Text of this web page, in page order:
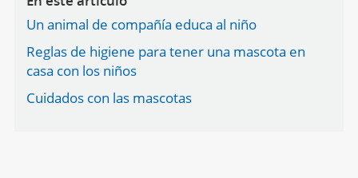
Un animal de compañía educa al niño
Reglas de higiene para tener una mascota en
casa con los niños
Cuidados con las mascotas